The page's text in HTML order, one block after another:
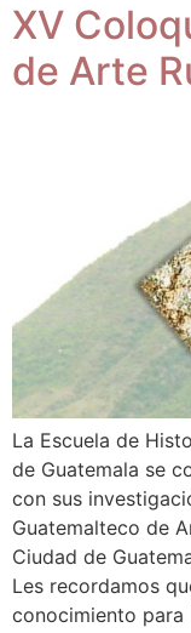
XV
de Arte
La Escuela de
de Guatemala se
con sus
Guatemalteco de
Ciudad de
Les recordamos
conocimiento